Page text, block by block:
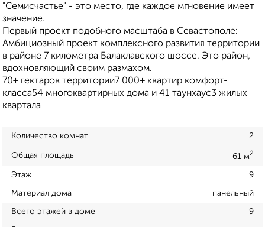
"Семисчастье" - это место, где каждое мгновение имеет
значение.
Первый проект подобного масштаба в Севастополе:
Амбициозный проект комплексного развития территории
в районе 7 километра Балаклавского шоссе. Это район,
вдохновляющий своим размахом.
70+ гектаров территории7 000+ квартир комфорт-
класса54 многоквартирных дома и 41 таунхаус3 жилых
квартала
Количество комнат 2
Общая площадь 61 м2
Этаж 9
Материал дома панельный
Всего этажей в доме 9